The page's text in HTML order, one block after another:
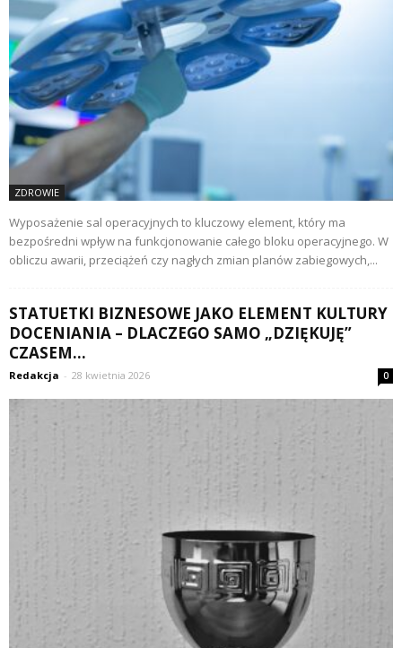
ZDROWIE
Wyposażenie sal operacyjnych to kluczowy element, który ma
bezpośredni wpływ na funkcjonowanie całego bloku operacyjnego. W
obliczu awarii, przeciążeń czy nagłych zmian planów zabiegowych,...
STATUETKI BIZNESOWE JAKO ELEMENT KULTURY
DOCENIANIA – DLACZEGO SAMO „DZIĘKUJĘ”
CZASEM...
Redakcja - 28 kwietnia 2026 0